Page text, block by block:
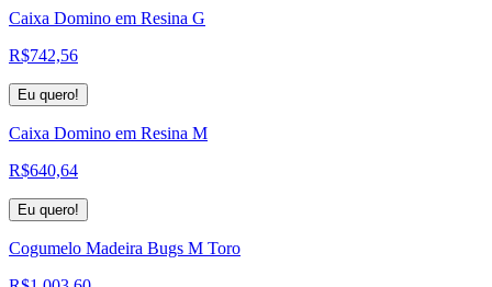
Caixa Domino em Resina G
R$742,56
Eu quero!
Caixa Domino em Resina M
R$640,64
Eu quero!
Cogumelo Madeira Bugs M Toro